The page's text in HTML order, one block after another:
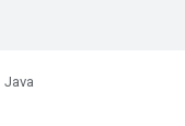
Java